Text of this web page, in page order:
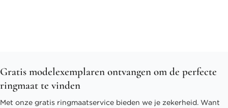
Gratis modelexemplaren ontvangen om de perfecte
ringmaat te vinden
Met onze gratis ringmaatservice bieden we je zekerheid. Want